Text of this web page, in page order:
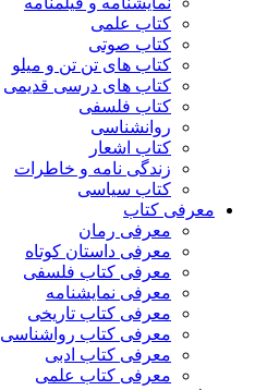
کتاب علمی
کتاب صوتی
کتاب های تن تن و میلو
کتاب های درسی قدیمی
کتاب فلسفی
روانشناسی
کتاب اشعار
زندگی نامه و خاطرات
کتاب سیاسی
معرفی کتاب
معرفی رمان
معرفی داستان کوتاه
معرفی کتاب فلسفی
معرفی نمایشنامه
معرفی کتاب تاریخی
معرفی کتاب رواشناسی
معرفی کتاب ادبی
معرفی کتاب علمی